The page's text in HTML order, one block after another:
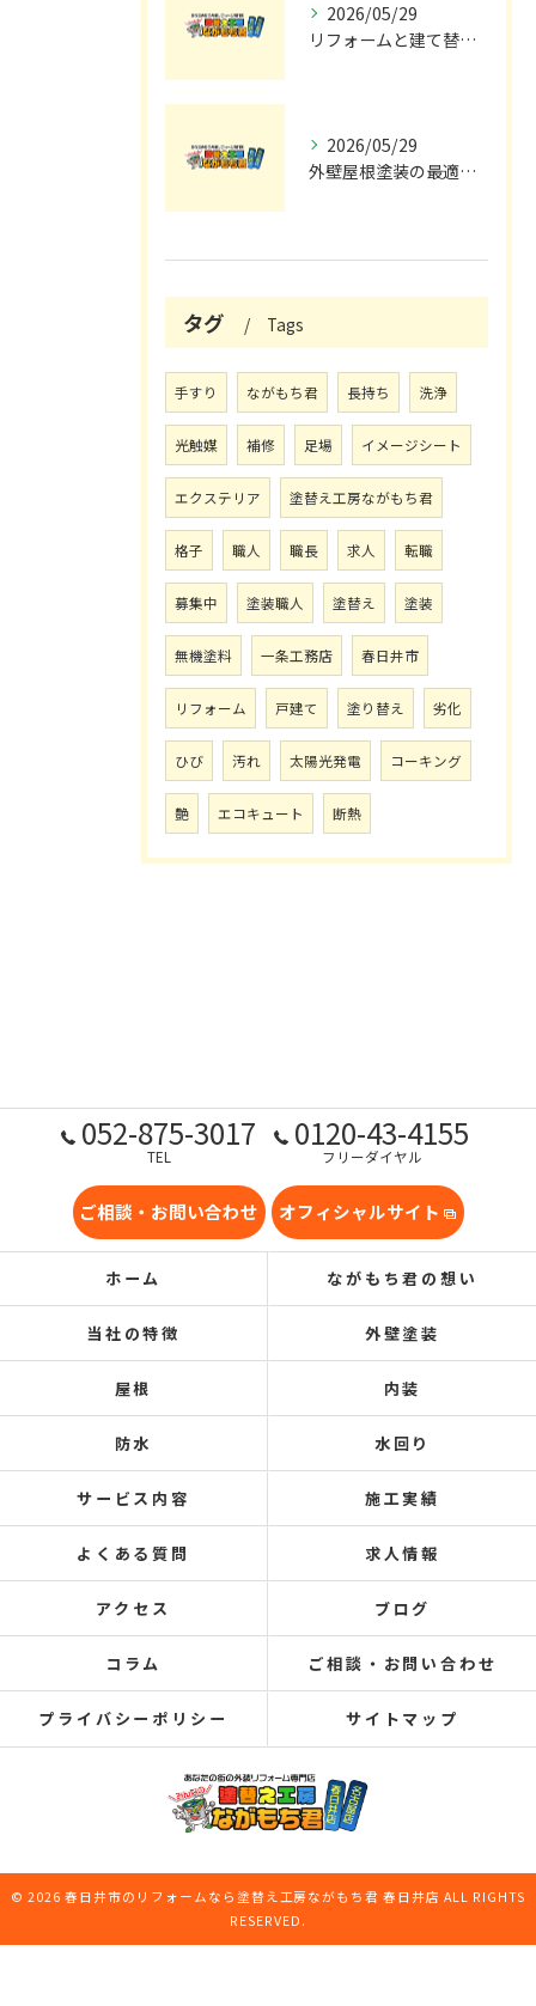
2026/05/29
リフォームと建て替えの費用と注意点完全解説
2026/05/29
外壁屋根塗装の最適メンテナンス時期
タグ Tags
手すり ながもち君 長持ち 洗浄
光触媒 補修 足場 イメージシート
エクステリア 塗替え工房ながもち君
格子 職人 職長 求人 転職
募集中 塗装職人 塗替え 塗装
無機塗料 一条工務店 春日井市
リフォーム 戸建て 塗り替え 劣化
ひび 汚れ 太陽光発電 コーキング
艶 エコキュート 断熱
052-875-3017
TEL
0120-43-4155
フリーダイヤル
ご相談・お問い合わせ オフィシャルサイト
ホーム ながもち君の想い
当社の特徴 外壁塗装
屋根 内装
防水 水回り
サービス内容 施工実績
よくある質問 求人情報
アクセス ブログ
コラム ご相談・お問い合わせ
プライバシーポリシー サイトマップ
© 2026 春日井市のリフォームなら塗替え工房ながもち君 春日井店 ALL RIGHTS
RESERVED.